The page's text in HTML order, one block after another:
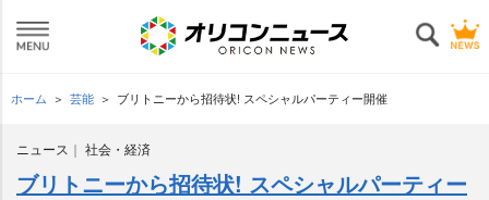
ホーム 芸能 ブリトニーから招待状! スペシャルパーティー開催
ニュース 社会・経済
ブリトニーから招待状! スペシャルパーティー